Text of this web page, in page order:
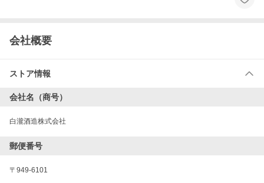
会社概要
ストア情報
会社名（商号）
白瀧酒造株式会社
郵便番号
〒 949-6101